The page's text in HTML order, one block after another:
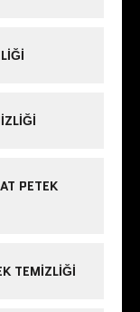
PETEK
TEMIZLIĞI